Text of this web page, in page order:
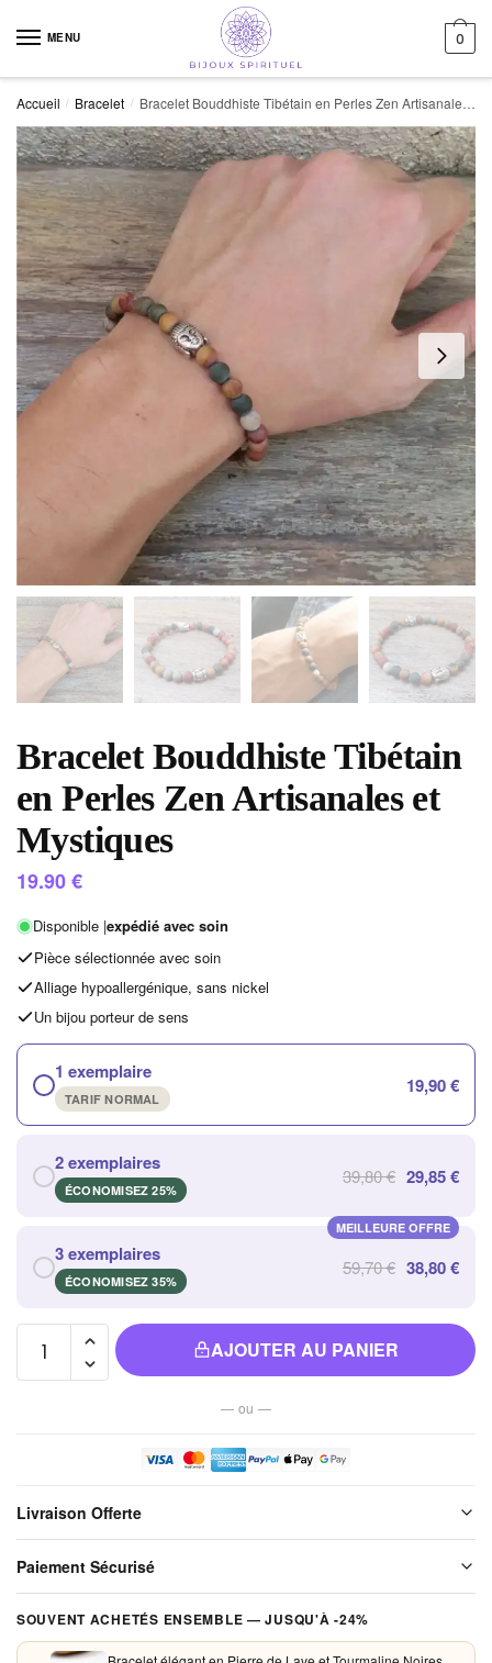
MENU 0
Accueil / Bracelet / Bracelet Bouddhiste Tibétain en Perles Zen Artisanales et Mystiques
Bracelet Bouddhiste Tibétain
en Perles Zen Artisanales et
Mystiques
19.90€
Disponible |expédié avec soin
Pièce sélectionnée avec soin
Alliage hypoallergénique, sans nickel
Un bijou porteur de sens
1 exemplaire
TARIF NORMAL
19,90 €
2 exemplaires
ÉCONOMISEZ 25%
39,80 € 29,85 €
MEILLEURE OFFRE
3 exemplaires
ÉCONOMISEZ 35%
59,70 € 38,80 €
quantité de
Bracelet
Mystiques
AJOUTER AU PANIER
— ou —
Livraison Offerte
soigneusement emballé avant expédition. Aucun frais de port, jamais.
Paiement Sécurisé
acceptons Visa, Mastercard, PayPal et Apple Pay. Aucune donnée
bancaire n'est conservée sur nos serveurs.
SOUVENT ACHETÉS ENSEMBLE — JUSQU'À -24%